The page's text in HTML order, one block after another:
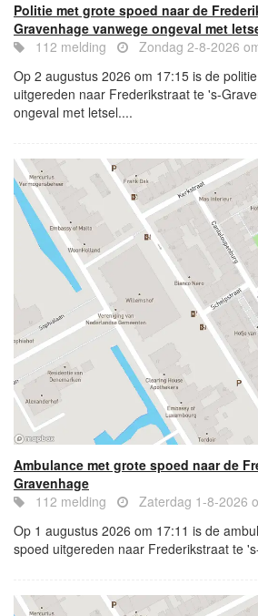
Politie met grote spoed naar de
Gravenhage vanwege ongeval met
112 melding
Zondag 2-8-2026
Op 2 augustus 2026 om 17:15 is de
uitgereden naar Frederikstraat te 's-
ongeval met letsel....
Ambulance met grote spoed naar de
Gravenhage
112 melding
Zaterdag 1-8-2026
Op 1 augustus 2026 om 17:11 is de
spoed uitgereden naar Frederikstraat te